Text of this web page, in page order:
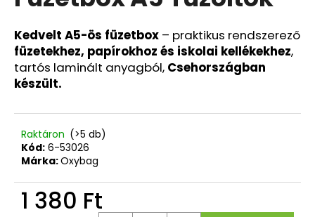
ből
0,0
csillag.
Kedvelt A5-ös füzetbox – praktikus rendszerező
füzetekhez, papírokhoz és iskolai kellékekhez,
tartós laminált anyagból, Csehországban
készült.
Raktáron (>5 db)
Kód: 6-53026
Márka:Oxybag
1 380 Ft
A
j
á
n
j
u
k
DIÁK
HÁTIZSÁK